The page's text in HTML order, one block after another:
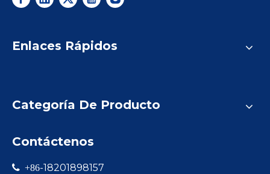
Enlaces Rápidos
Categoría De Producto
Contáctenos
 +86-18201898157